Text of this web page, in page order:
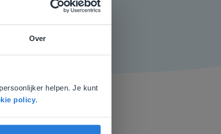
Over
helpen. Je kunt
policy.